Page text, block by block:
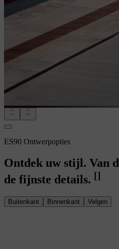
ES90 Ontwerpopties
Ontdek uw stijl. Van
de fijnste details. []
Buitenkant Binnenkant Velgen